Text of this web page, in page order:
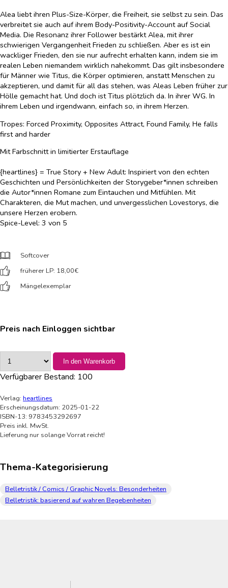
Alea liebt ihren Plus-Size-Körper, die Freiheit, sie selbst zu sein. Das
verbreitet sie auch auf ihrem Body-Positivity-Account auf Social
Media. Die Resonanz ihrer Follower bestärkt Alea, mit ihrer
schwierigen Vergangenheit Frieden zu schließen. Aber es ist ein
wackliger Frieden, den sie nur aufrecht erhalten kann, indem sie im
realen Leben niemandem wirklich nahekommt. Das gilt insbesondere
für Männer wie Titus, die Körper optimieren, anstatt Menschen zu
akzeptieren, und damit für all das stehen, was Aleas Leben früher zur
Hölle gemacht hat. Und doch ist Titus plötzlich da. In ihrer WG. In
ihrem Leben und irgendwann, einfach so, in ihrem Herzen.
Tropes: Forced Proximity, Opposites Attract, Found Family, He falls
first and harder
Mit Farbschnitt in limitierter Erstauflage
{heartlines} = True Story + New Adult: Inspiriert von den echten
Geschichten und Persönlichkeiten der Storygeber*innen schreiben
die Autor*innen Romane zum Eintauchen und Mitfühlen. Mit
Charakteren, die Mut machen, und unvergesslichen Lovestorys, die
unsere Herzen erobern.
Spice-Level: 3 von 5
Softcover
früherer LP: 18,00€
Mängelexemplar
Preis nach Einloggen sichtbar
In den Warenkorb
Verfügbarer Bestand: 100
Verlag: heartlines
Erscheinungsdatum: 2025-01-22
ISBN-13: 9783453292697
Preis inkl. MwSt.
Lieferung nur solange Vorrat reicht!
Thema-Kategorisierung
Belletristik / Comics / Graphic Novels: Besonderheiten
Belletristik: basierend auf wahren Begebenheiten